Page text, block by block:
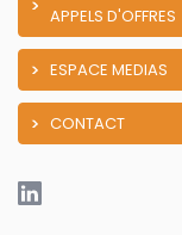
APPELS D'OFFRES
ESPACE MEDIAS
CONTACT